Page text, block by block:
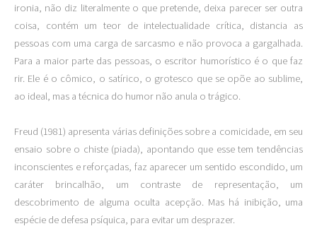
ironia, não diz literalmente o que pretende, deixa parecer ser outra
coisa, contém um teor de intelectualidade crítica, distancia as
pessoas com uma carga de sarcasmo e não provoca a gargalhada.
Para a maior parte das pessoas, o escritor humorístico é o que faz
rir. Ele é o cômico, o satírico, o grotesco que se opõe ao sublime,
ao ideal, mas a técnica do humor não anula o trágico.
Freud (1981) apresenta várias definições sobre a comicidade, em seu
ensaio sobre o chiste (piada), apontando que esse tem tendências
inconscientes e reforçadas, faz aparecer um sentido escondido, um
caráter brincalhão, um contraste de representação, um
descobrimento de alguma oculta acepção. Mas há inibição, uma
espécie de defesa psíquica, para evitar um desprazer.